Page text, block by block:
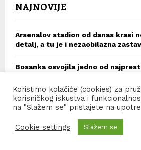
NAJNOVIJE
Arsenalov stadion od danas krasi
detalj, a tu je i nezaobilazna
Bosanka osvojila jedno od
Povodom pozivanja na policijska
bivših zaposlenika i saradnika
Srebrenica IGK je poslao pismo
Koristimo kolačiće (cookies) za
korisničkog iskustva i
na "Slažem se" pristajete na
Cookie settings Slažem se